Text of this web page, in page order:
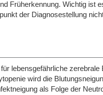
Früherkennung. Wichtig ist
der Diagnosestellung
lebensgefährliche zerebrale
wird die
als Folge der